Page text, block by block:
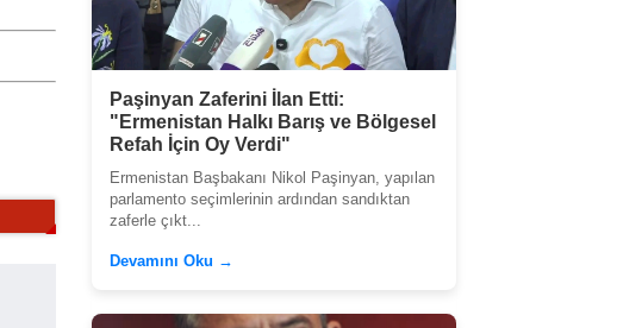
Paşinyan Zaferini İlan Etti:
"Ermenistan Halkı Barış ve Bölgesel
Refah İçin Oy Verdi"
Ermenistan Başbakanı Nikol Paşinyan, yapılan
parlamento seçimlerinin ardından sandıktan
zaferle çıkt...
Devamını Oku →